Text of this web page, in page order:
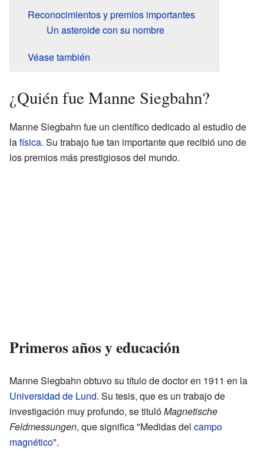
Reconocimientos y premios importantes
Un asteroide con su nombre
Véase también
¿Quién fue Manne Siegbahn?
Manne Siegbahn fue un científico dedicado al estudio de
lafísica. Su trabajo fue tan importante que recibió uno de
los premios más prestigiosos del mundo.
Primeros años y educación
Manne Siegbahn obtuvo su título de doctor en 1911 en la
Universidad de Lund. Su tesis, que es un trabajo de
investigación muy profundo, se titulóMagnetische
Feldmessungen, que significa "Medidas del campo
magnético".